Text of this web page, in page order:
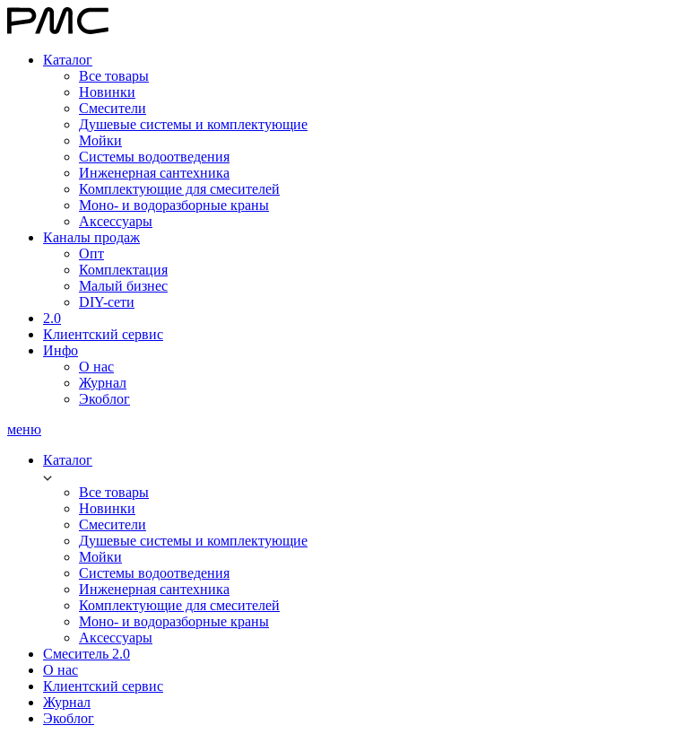
Каталог
Все товары
Новинки
Смесители
Душевые системы и комплектующие
Мойки
Системы водоотведения
Инженерная сантехника
Комплектующие для смесителей
Моно- и водоразборные краны
Аксессуары
Каналы продаж
Опт
Комплектация
Малый бизнес
DIY-сети
2.0
Клиентский сервис
Инфо
О нас
Журнал
Экоблог
меню
Каталог
Все товары
Новинки
Смесители
Душевые системы и комплектующие
Мойки
Системы водоотведения
Инженерная сантехника
Комплектующие для смесителей
Моно- и водоразборные краны
Аксессуары
Смеситель 2.0
О нас
Клиентский сервис
Журнал
Экоблог